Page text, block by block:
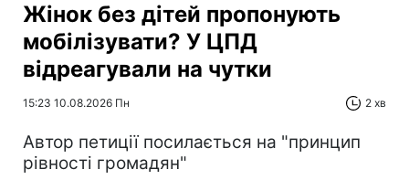
Жінок без дітей пропонують
мобілізувати? У ЦПД
відреагували на чутки
15:23 10.08.2026 Пн 2 хв
Автор петиції посилається на "принцип
рівності громадян"